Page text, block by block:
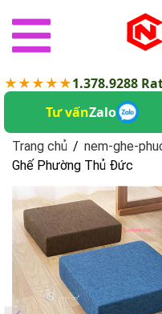
★★★★★1.378.9288
Tư vấnZalo
Trang chủ / nem-ghe-
Ghế Phường Thủ Đức